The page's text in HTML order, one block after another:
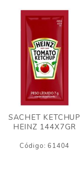
SACHET KETCHUP
HEINZ 144X7GR
Código: 61404